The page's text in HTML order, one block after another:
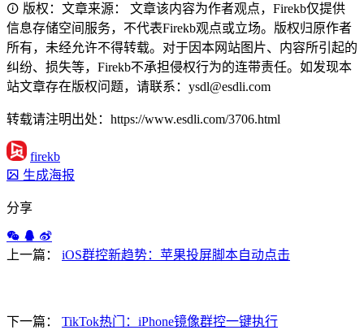
版权：文章来源： 文章该内容为作者观点，Firekb仅提供
信息存储空间服务，不代表Firekb观点或立场。版权归原作者
所有，未经允许不得转载。对于因本网站图片、内容所引起的
纠纷、损失等，Firekb不承担侵权行为的连带责任。如发现本
站文章存在版权问题，请联系：ysdl@esdli.com
转载请注明出处：https://www.esdli.com/3706.html
firekb
生成海报
分享
上一篇： iOS群控新趋势：苹果投屏脚本自动点击
下一篇： TikTok热门：iPhone镜像群控一键执行